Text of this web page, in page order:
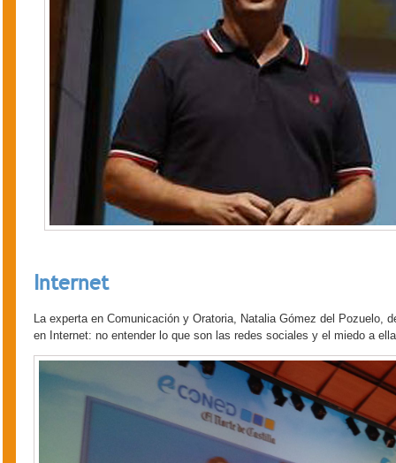
Internet
La experta en Comunicación y Oratoria, Natalia Gómez del Pozuelo,
en Internet: no entender lo que son las redes sociales y el miedo a